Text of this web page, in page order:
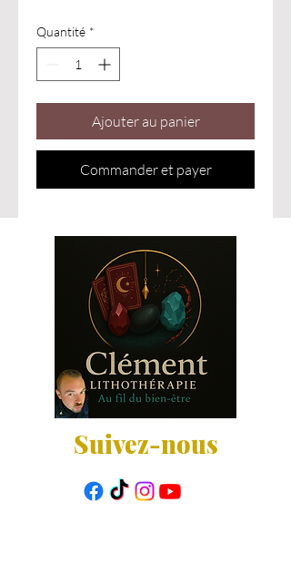
Quantité *
Ajouter au panier
Commander et payer
Suivez-nous